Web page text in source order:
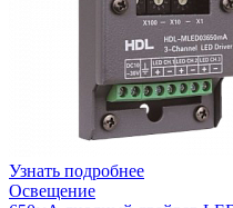
Узнать подробнее
Освещение